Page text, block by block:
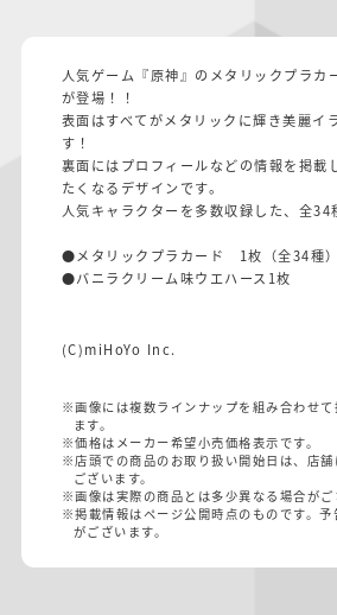
人気ゲーム『原神』のメタリックプラカ
が登場！！
表面はすべてがメタリックに輝き美麗イ
す！
裏面にはプロフィールなどの情報を掲載
たくなるデザインです。
人気キャラクターを多数収録した、全34
●メタリックプラカード 1枚（全34種）
●バニラクリーム味ウエハース1枚
(C)miHoYo Inc.
※画像には複数ラインナップを組み合わせ
ます。
※価格はメーカー希望小売価格表示です。
※店頭での商品のお取り扱い開始日は、店舗
ございます。
※画像は実際の商品とは多少異なる場合がご
※掲載情報はページ公開時点のものです。予
がございます。